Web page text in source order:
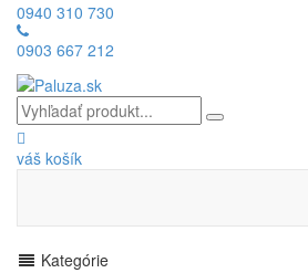
0940 310 730
0903 667 212
váš košík
Kategórie